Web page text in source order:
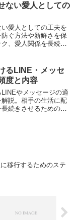
ない愛人としての
愛人としての工夫を
ぐ方法や新鮮さを保
、愛人関係を長続き
るLINE・メッセ
度と内容
やメッセージの適
説。相手の生活に配
続きさせるための連
移行するためのステ